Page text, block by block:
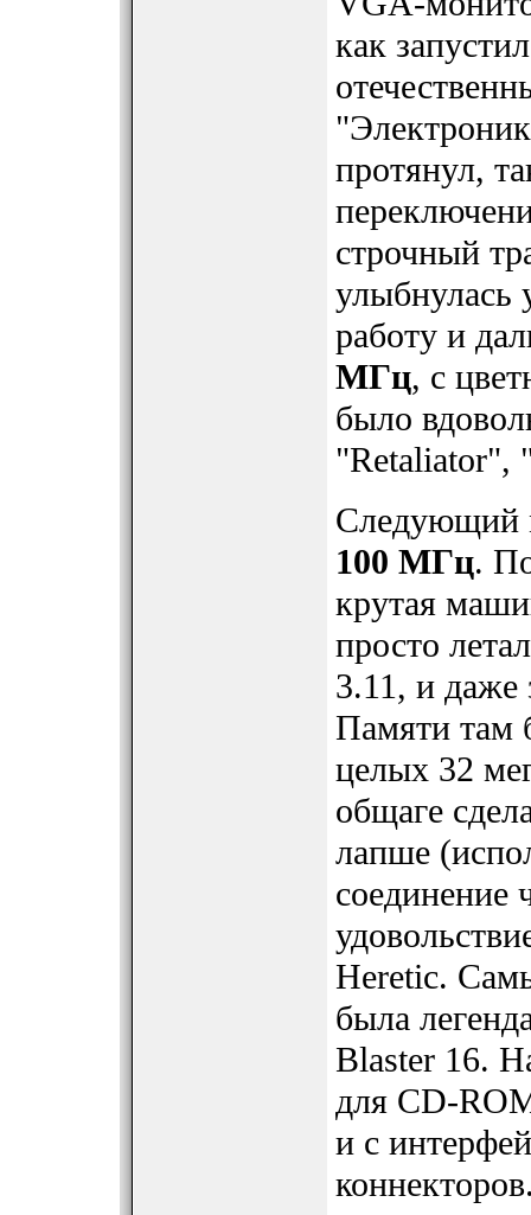
как
протянул,
строчный
улыбнулась
работу и
МГц, с
было
"Retaliator",
Следующий
100 МГц.
крутая
просто
3.11, и даже
Памяти там
целых 32
общаге
лапше
соединение
Heretic.
была
Blaster 16.
для CD-
и с